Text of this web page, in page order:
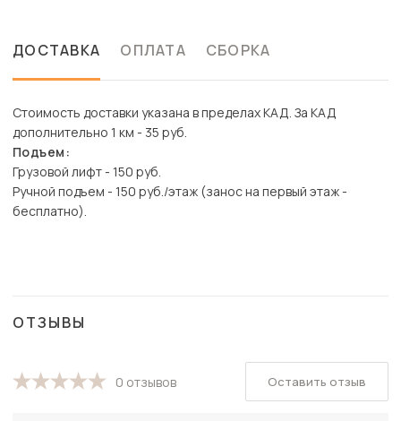
ДОСТАВКА ОПЛАТА СБОРКА
Стоимость доставки указана в пределах КАД. За КАД
дополнительно 1 км - 35 руб.
Подъем:
Грузовой лифт - 150 руб.
Ручной подъем - 150 руб./этаж (занос на первый этаж -
бесплатно).
ОТЗЫВЫ
0 отзывов Оставить отзыв